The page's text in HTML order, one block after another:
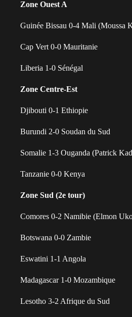
Zone Ouest A
Guinée Bissau 0-4 Mali (Moussa
Cap Vert 0-0 Mauritanie
Liberia 1-0 Sénégal
Zone Centre-Est
Djibouti 0-1 Ethiopie
Burundi 2-0 Soudan du Sud
Somalie 1-3 Ouganda (Patrick
Tanzanie 0-0 Kenya
Zone Sud (2e tour)
Comores 0-2 Namibie (Elmon
Botswana 0-0 Zambie
Eswatini 1-1 Angola
Madagascar 1-0 Mozambique
Lesotho 3-2 Afrique du Sud